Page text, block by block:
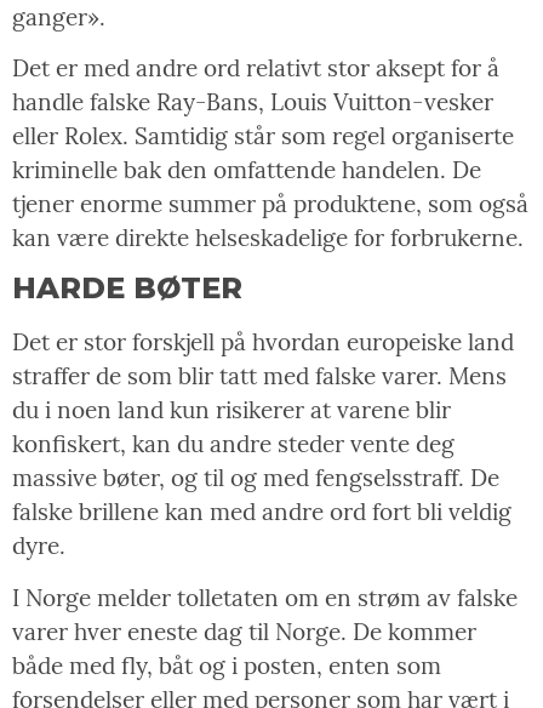
ganger».
Det er med andre ord relativt stor aksept for å
handle falske Ray-Bans, Louis Vuitton-vesker
eller Rolex. Samtidig står som regel organiserte
kriminelle bak den omfattende handelen. De
tjener enorme summer på produktene, som også
kan være direkte helseskadelige for forbrukerne.
HARDE BØTER
Det er stor forskjell på hvordan europeiske land
straffer de som blir tatt med falske varer. Mens
du i noen land kun risikerer at varene blir
konfiskert, kan du andre steder vente deg
massive bøter, og til og med fengselsstraff. De
falske brillene kan med andre ord fort bli veldig
dyre.
I Norge melder tolletaten om en strøm av falske
varer hver eneste dag til Norge. De kommer
både med fly, båt og i posten, enten som
forsendelser eller med personer som har vært i